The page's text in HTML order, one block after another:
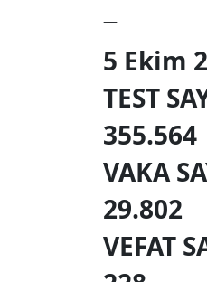
—
5 Ekim
TEST
355.564
VAKA
29.802
VEFAT